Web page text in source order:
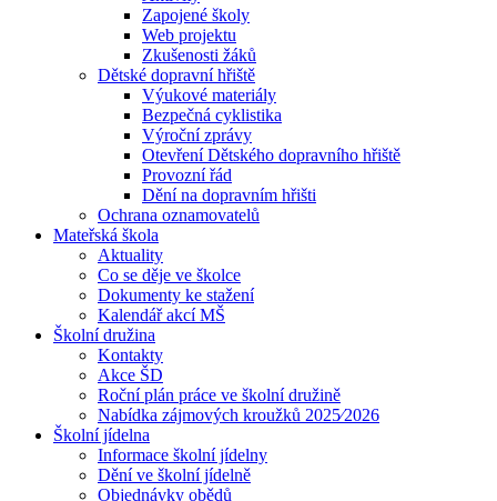
Zapojené školy
Web projektu
Zkušenosti žáků
Dětské dopravní hřiště
Výukové materiály
Bezpečná cyklistika
Výroční zprávy
Otevření Dětského dopravního hřiště
Provozní řád
Dění na dopravním hřišti
Ochrana oznamovatelů
Mateřská škola
Aktuality
Co se děje ve školce
Dokumenty ke stažení
Kalendář akcí MŠ
Školní družina
Kontakty
Akce ŠD
Roční plán práce ve školní družině
Nabídka zájmových kroužků 2025⁄2026
Školní jídelna
Informace školní jídelny
Dění ve školní jídelně
Objednávky obědů